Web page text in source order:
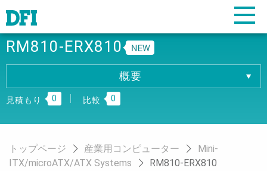
RM810-ERX810
概要
概要
ダウンロード
注文情報
見積もり 0 比較 0
トップページ 産業用コンピューター
Mini-
ITX/microATX/ATX Systems
RM810-ERX810